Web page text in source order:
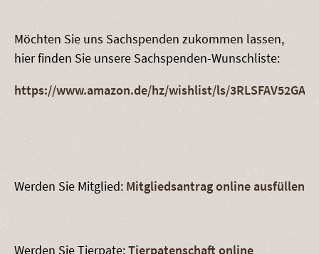
Möchten Sie uns Sachspenden zukommen lassen,
hier finden Sie unsere Sachspenden-Wunschliste:
https://www.amazon.de/hz/wishlist/ls/
Werden Sie Mitglied: Mitgliedsantrag online ausfüllen
Werden Sie Tierpate:Tierpatenschaft online